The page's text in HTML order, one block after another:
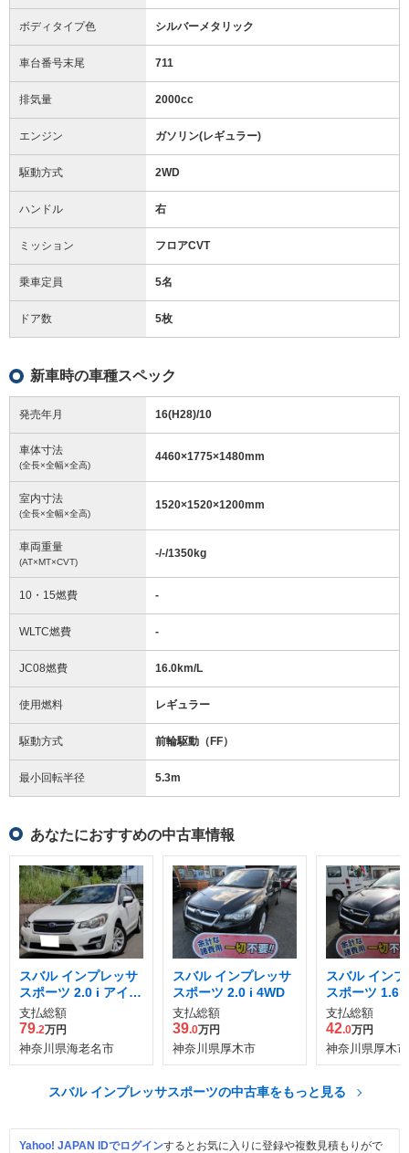
ボディタイプ色 シルバーメタリック
車台番号末尾 711
排気量 2000cc
エンジン ガソリン(レギュラー)
駆動方式 2WD
ハンドル 右
ミッション フロアCVT
乗車定員 5名
ドア数 5枚
新車時の車種スペック
発売年月 16(H28)/10
車体寸法
(全長×全幅×全高)
4460×1775×1480mm
室内寸法
(全長×全幅×全高)
1520×1520×1200mm
車両重量
(AT×MT×CVT)
-/-/1350kg
10・15燃費 -
WLTC燃費 -
JC08燃費 16.0km/L
使用燃料 レギュラー
駆動方式 前輪駆動（FF）
最小回転半径 5.3m
あなたにおすすめの中古車情報
スバル インプレッサ
スポーツ 2.0 i アイサ
イト 4WD
支払総額
79.2万円
神奈川県海老名市
スバル インプレッサ
スポーツ 2.0 i 4WD
支払総額
39.0万円
神奈川県厚木市
スバル イン
スポーツ 1.6
サイト プラ
ィション 4WD
支払総額
42.0万円
神奈川県厚木市
スバル インプレッサスポーツの中古車をもっと見る
Yahoo! JAPAN IDでログインするとお気に入りに登録や複数見積もりがで